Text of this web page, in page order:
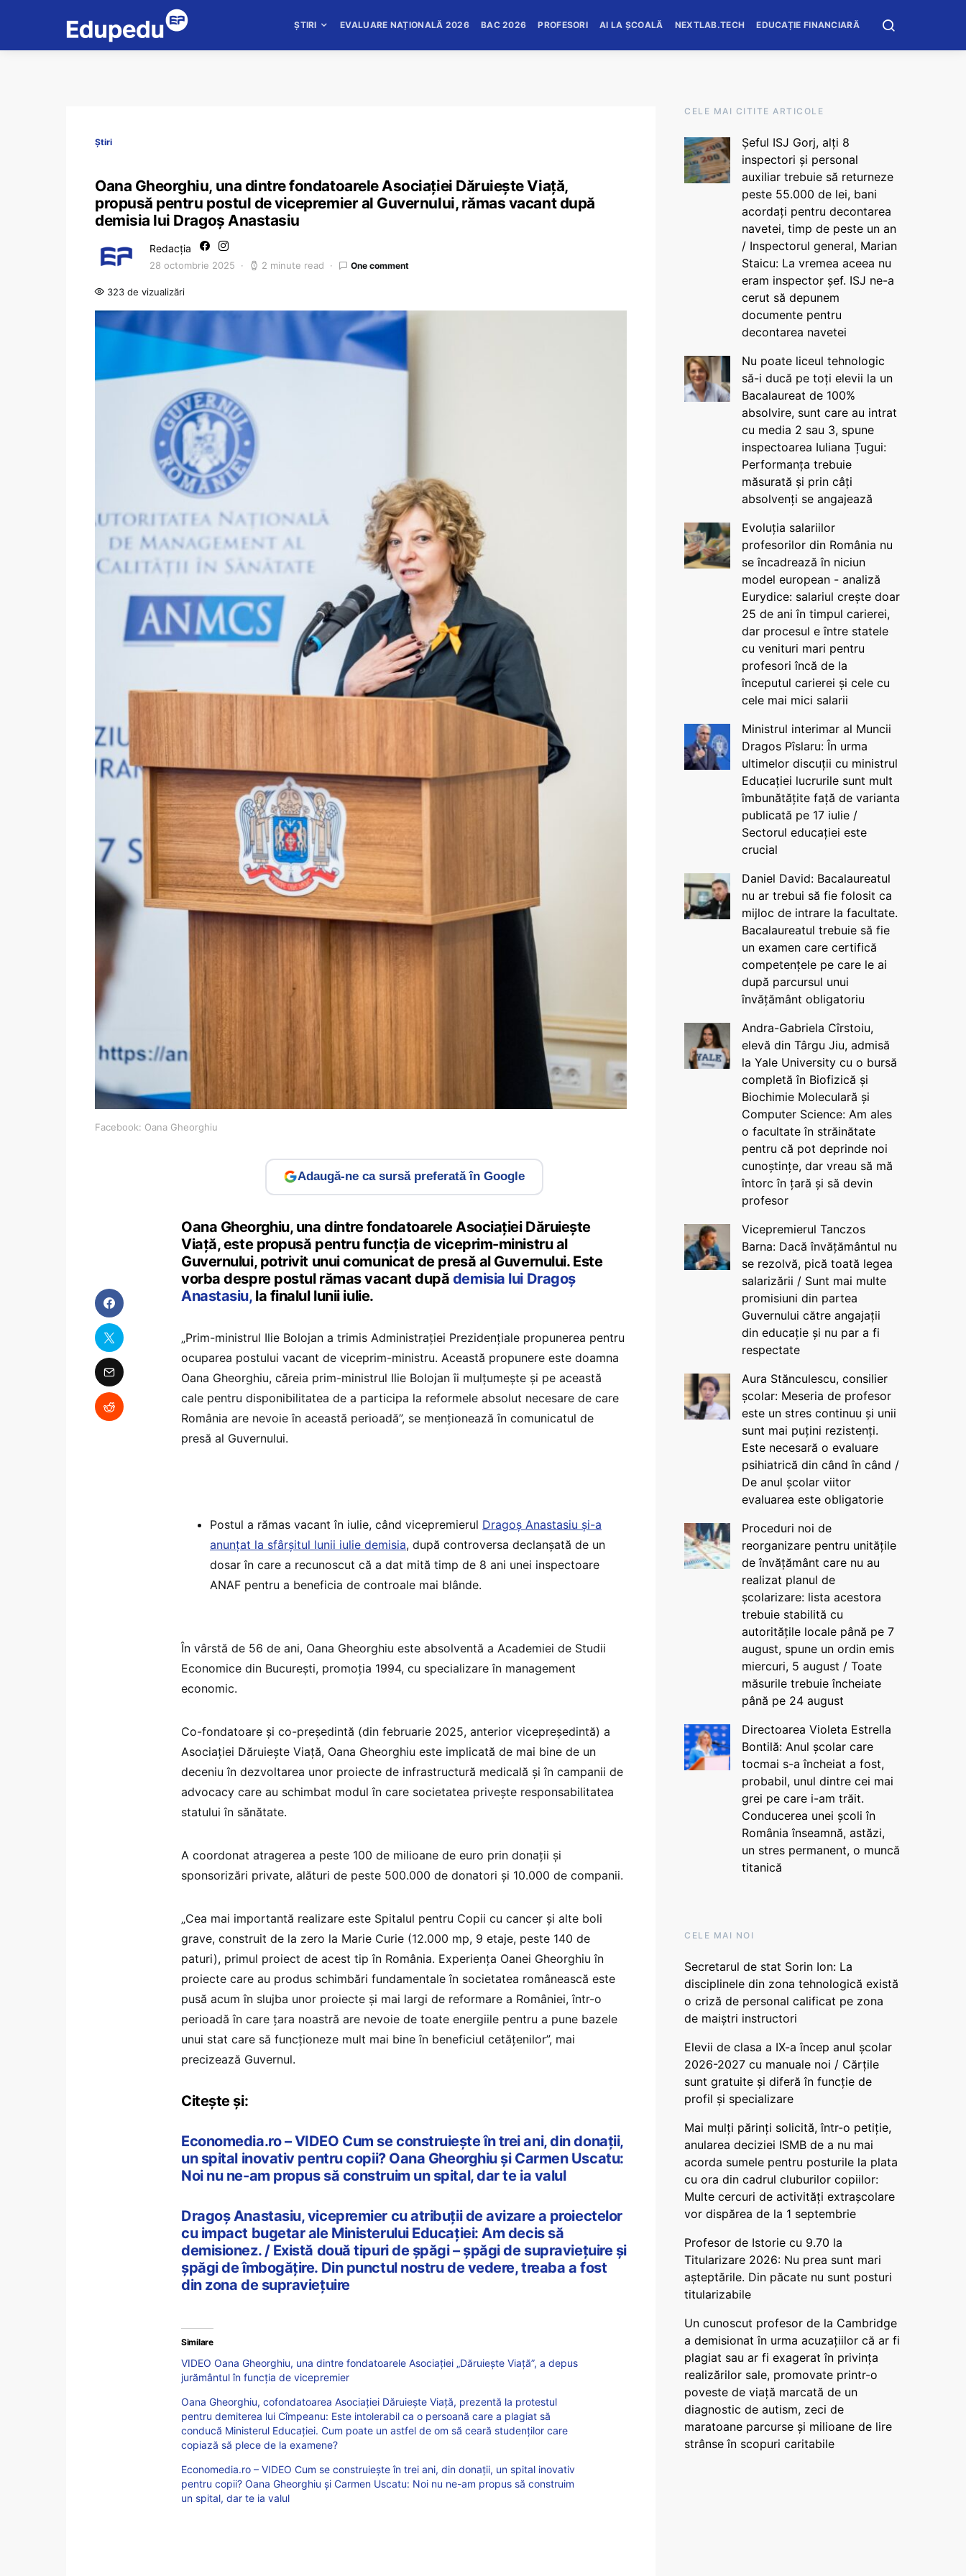
ȘTIRI EVALUARE NAȚIONALĂ 2026 BAC 2026 PROFESORI AI LA ȘCOALĂ NEXTLAB.TECH EDUCAȚIE FINANCIARĂ
Știri
Oana Gheorghiu, una dintre fondatoarele Asociației Dăruiește Viață,
propusă pentru postul de vicepremier al Guvernului, rămas vacant după
demisia lui Dragoș Anastasiu
Redacția
28 octombrie 2025 2 minute read One comment
323 de vizualizări
Facebook: Oana Gheorghiu
Adaugă-ne ca sursă preferată în Google
Oana Gheorghiu, una dintre fondatoarele Asociației Dăruiește
Viață, este propusă pentru funcția de viceprim-ministru al
Guvernului, potrivit unui comunicat de presă al Guvernului. Este
vorba despre postul rămas vacant după demisia lui Dragoș
Anastasiu,la finalul lunii iulie.
„Prim-ministrul Ilie Bolojan a trimis Administrației Prezidențiale propunerea pentru
ocuparea postului vacant de viceprim-ministru. Această propunere este doamna
Oana Gheorghiu, căreia prim-ministrul Ilie Bolojan îi mulțumește și pe această
cale pentru disponibilitatea de a participa la reformele absolut necesare de care
România are nevoie în această perioadă”, se menționează în comunicatul de
presă al Guvernului.
Postul a rămas vacant în iulie, când vicepremierul Dragoș Anastasiu și-a
anunțat la sfârșitul lunii iulie demisia, după controversa declanșată de un
dosar în care a recunoscut că a dat mită timp de 8 ani unei inspectoare
ANAF pentru a beneficia de controale mai blânde.
În vârstă de 56 de ani, Oana Gheorghiu este absolventă a Academiei de Studii
Economice din București, promoția 1994, cu specializare în management
economic.
Co-fondatoare și co-președintă (din februarie 2025, anterior vicepreședintă) a
Asociației Dăruiește Viață, Oana Gheorghiu este implicată de mai bine de un
deceniu în dezvoltarea unor proiecte de infrastructură medicală și în campanii de
advocacy care au schimbat modul în care societatea privește responsabilitatea
statului în sănătate.
A coordonat atragerea a peste 100 de milioane de euro prin donații și
sponsorizări private, alături de peste 500.000 de donatori și 10.000 de companii.
„Cea mai importantă realizare este Spitalul pentru Copii cu cancer și alte boli
grave, construit de la zero la Marie Curie (12.000 mp, 9 etaje, peste 140 de
paturi), primul proiect de acest tip în România. Experiența Oanei Gheorghiu în
proiecte care au produs schimbări fundamentale în societatea românească este
pusă acum în slujba unor proiecte și mai largi de reformare a României, într-o
perioadă în care țara noastră are nevoie de toate energiile pentru a pune bazele
unui stat care să funcționeze mult mai bine în beneficiul cetățenilor”, mai
precizează Guvernul.
Citește și:
Economedia.ro – VIDEO Cum se construiește în trei ani, din donații,
un spital inovativ pentru copii? Oana Gheorghiu și Carmen Uscatu:
Noi nu ne-am propus să construim un spital, dar te ia valul
Dragoș Anastasiu, vicepremier cu atribuții de avizare a proiectelor
cu impact bugetar ale Ministerului Educației: Am decis să
demisionez. / Există două tipuri de şpăgi – şpăgi de supravieţuire şi
şpăgi de îmbogăţire. Din punctul nostru de vedere, treaba a fost
din zona de supravieţuire
Similare
VIDEO Oana Gheorghiu, una dintre fondatoarele Asociației „Dăruiește Viață”, a depus
jurământul în funcția de vicepremier
Oana Gheorghiu, cofondatoarea Asociației Dăruiește Viață, prezentă la protestul
pentru demiterea lui Cîmpeanu: Este intolerabil ca o persoană care a plagiat să
conducă Ministerul Educației. Cum poate un astfel de om să ceară studenților care
copiază să plece de la examene?
Economedia.ro – VIDEO Cum se construiește în trei ani, din donații, un spital inovativ
pentru copii? Oana Gheorghiu și Carmen Uscatu: Noi nu ne-am propus să construim
un spital, dar te ia valul
CELE MAI CITITE ARTICOLE
Șeful ISJ Gorj, alți 8
inspectori și personal
auxiliar trebuie să returneze
peste 55.000 de lei, bani
acordați pentru decontarea
navetei, timp de peste un an
/ Inspectorul general, Marian
Staicu: La vremea aceea nu
eram inspector șef. ISJ ne-a
cerut să depunem
documente pentru
decontarea navetei
Nu poate liceul tehnologic
să-i ducă pe toți elevii la un
Bacalaureat de 100%
absolvire, sunt care au intrat
cu media 2 sau 3, spune
inspectoarea Iuliana Țugui:
Performanța trebuie
măsurată și prin câți
absolvenți se angajează
Evoluția salariilor
profesorilor din România nu
se încadrează în niciun
model european - analiză
Eurydice: salariul crește doar
25 de ani în timpul carierei,
dar procesul e între statele
cu venituri mari pentru
profesori încă de la
începutul carierei și cele cu
cele mai mici salarii
Ministrul interimar al Muncii
Dragos Pîslaru: În urma
ultimelor discuții cu ministrul
Educației lucrurile sunt mult
îmbunătățite față de varianta
publicată pe 17 iulie /
Sectorul educației este
crucial
Daniel David: Bacalaureatul
nu ar trebui să fie folosit ca
mijloc de intrare la facultate.
Bacalaureatul trebuie să fie
un examen care certifică
competențele pe care le ai
după parcursul unui
învățământ obligatoriu
Andra-Gabriela Cîrstoiu,
elevă din Târgu Jiu, admisă
la Yale University cu o bursă
completă în Biofizică și
Biochimie Moleculară și
Computer Science: Am ales
o facultate în străinătate
pentru că pot deprinde noi
cunoștințe, dar vreau să mă
întorc în țară și să devin
profesor
Vicepremierul Tanczos
Barna: Dacă învățământul nu
se rezolvă, pică toată legea
salarizării / Sunt mai multe
promisiuni din partea
Guvernului către angajații
din educație și nu par a fi
respectate
Aura Stănculescu, consilier
școlar: Meseria de profesor
este un stres continuu și unii
sunt mai puțini rezistenți.
Este necesară o evaluare
psihiatrică din când în când /
De anul școlar viitor
evaluarea este obligatorie
Proceduri noi de
reorganizare pentru unitățile
de învățământ care nu au
realizat planul de
școlarizare: lista acestora
trebuie stabilită cu
autoritățile locale până pe 7
august, spune un ordin emis
miercuri, 5 august / Toate
măsurile trebuie încheiate
până pe 24 august
Directoarea Violeta Estrella
Bontilă: Anul școlar care
tocmai s-a încheiat a fost,
probabil, unul dintre cei mai
grei pe care i-am trăit.
Conducerea unei școli în
România înseamnă, astăzi,
un stres permanent, o muncă
titanică
CELE MAI NOI
Secretarul de stat Sorin Ion: La
disciplinele din zona tehnologică există
o criză de personal calificat pe zona
de maiștri instructori
Elevii de clasa a IX-a încep anul școlar
2026-2027 cu manuale noi / Cărțile
sunt gratuite și diferă în funcție de
profil și specializare
Mai mulți părinți solicită, într-o petiție,
anularea deciziei ISMB de a nu mai
acorda sumele pentru posturile la plata
cu ora din cadrul cluburilor copiilor:
Multe cercuri de activități extrașcolare
vor dispărea de la 1 septembrie
Profesor de Istorie cu 9.70 la
Titularizare 2026: Nu prea sunt mari
așteptările. Din păcate nu sunt posturi
titularizabile
Un cunoscut profesor de la Cambridge
a demisionat în urma acuzațiilor că ar fi
plagiat sau ar fi exagerat în privința
realizărilor sale, promovate printr-o
poveste de viață marcată de un
diagnostic de autism, zeci de
maratoane parcurse și milioane de lire
strânse în scopuri caritabile